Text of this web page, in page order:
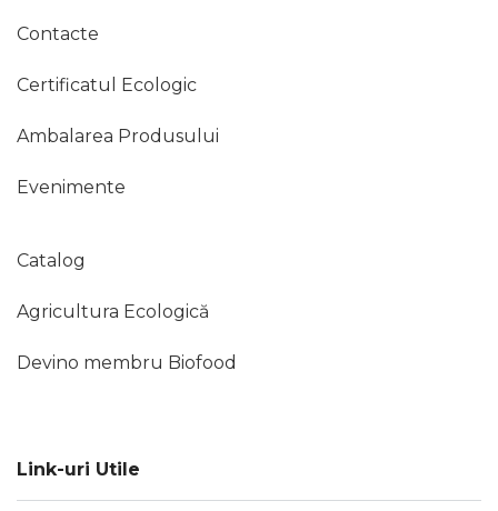
Contacte
Certificatul Ecologic
Ambalarea Produsului
Evenimente
Catalog
Agricultura Ecologică
Devino membru Biofood
Link-uri Utile